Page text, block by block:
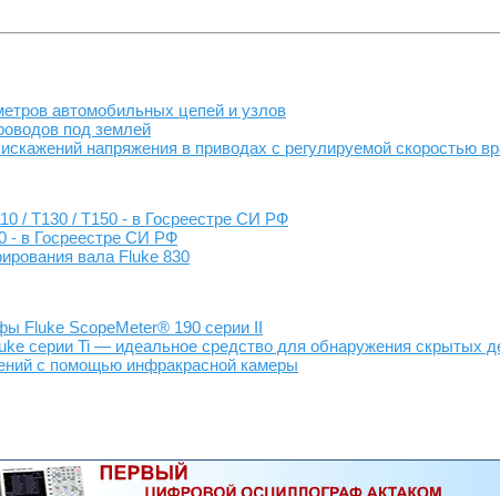
автомобильных цепей и узлов
под землей
напряжения в приводах с регулируемой скоростью
/ T130 / T150 - в Госреестре СИ РФ
- в Госреестре СИ РФ
вала Fluke 830
Fluke ScopeMeter® 190 серии II
серии Ti — идеальное средство для обнаружения скрытых
с помощью инфракрасной камеры